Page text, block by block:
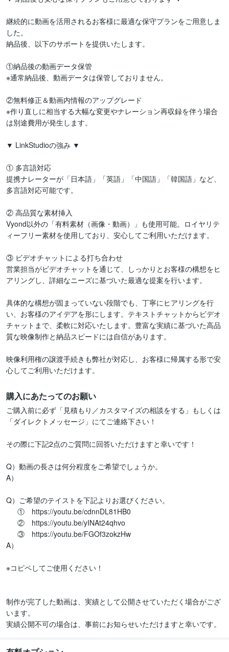
継続的に動画を活用されるお客様に最適な保守プランをご用意しま
した。
納品後、以下のサポートを提供いたします。
①納品後の動画データ保管
※通常納品後、動画データは保管しておりません。
②無料修正＆動画内情報のアップグレード
※作り直しに相当する大幅な変更やナレーション再収録を伴う場合
は別途費用が発生します。
▼ LinkStudioの強み ▼
① 多言語対応
提携ナレーターが「日本語」「英語」「中国語」「韓国語」など、
多言語対応可能です。
② 高品質な素材挿入
Vyond以外の「有料素材（画像・動画）」も使用可能。ロイヤリテ
ィーフリー素材を使用しており、安心してご利用いただけます。
③ ビデオチャットによる打ち合わせ
営業担当がビデオチャットを通じて、しっかりとお客様の構想をヒ
アリングし、詳細なニーズに基づいた最適な提案を行います。
具体的な構想が固まっていない段階でも、丁寧にヒアリングを行
い、お客様のアイデアを形にします。テキストチャットからビデオ
チャットまで、柔軟に対応いたします。豊富な実績に基づいた高品
質な映像制作と納品スピードには自信があります。
映像利用権の譲渡手続きも弊社が対応し、お客様に帰属する形で安
心してご利用いただけます。
購入にあたってのお願い
ご購入前に必ず「見積もり／カスタマイズの相談をする」もしくは
「ダイレクトメッセージ」にてご連絡下さい！
その際に下記2点のご質問に回答いただけますと幸いです！
Q）動画の長さは何分程度をご希望でしょうか。
A）
Q）ご希望のテイストを下記よりお選びください。
①　https://youtu.be/cdnnDL81HB0
②　https://youtu.be/yINAt24qhvo
A）
※コピペしてご使用ください！
制作が完了した動画は、実績として公開させていただく場合がござ
います。
実績公開不可の場合は、事前にお知らせいただけますと幸いです。